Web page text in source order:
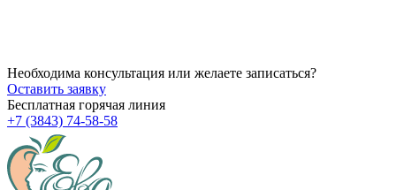
Необходима консультация или желаете записаться?
Оставить заявку
Бесплатная горячая линия
+7 (3843) 74-58-58